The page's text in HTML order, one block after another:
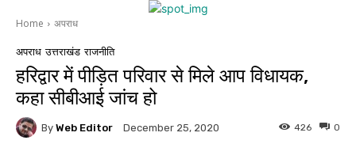
Home अपराध
अपराध उत्तराखंड राजनीति
हरिद्वार में पीड़ित परिवार से मिले आप विधायक,
कहा सीबीआई जांच हो
By Web Editor December 25, 2020 0
426